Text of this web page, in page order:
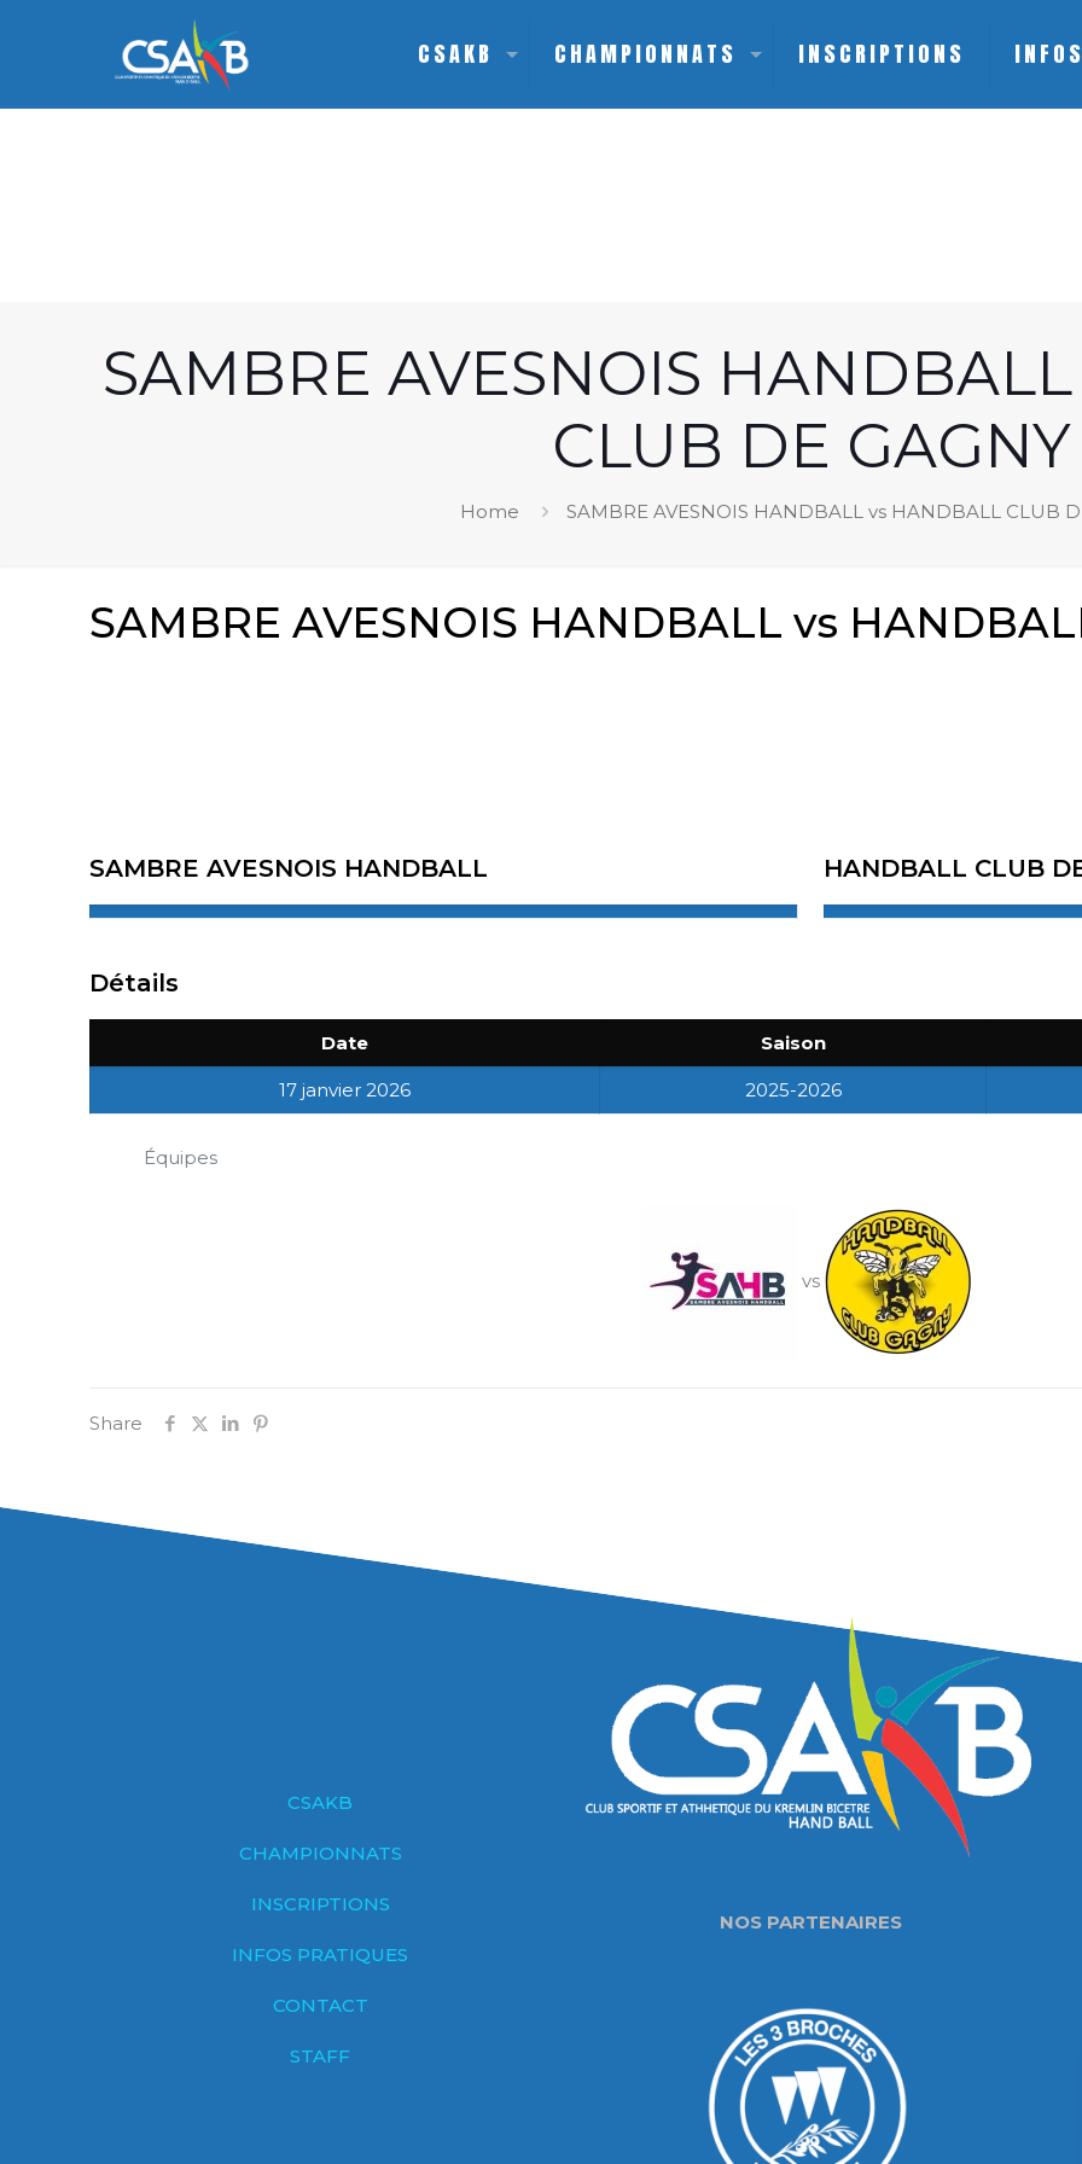
CSAKB CHAMPIONNATS INSCRIPTIONS
SAMBRE AVESNOIS
CLUB DE GAGNY
Home SAMBRE AVESNOIS HANDBALL vs HANDBALL CLUB
SAMBRE AVESNOIS HANDBALL vs
SAMBRE AVESNOIS HANDBALL HANDBALL CLUB
Détails
Date Saison
17 janvier 2026 2025-2026
Équipes
vs
Share
CSAKB
CHAMPIONNATS
INSCRIPTIONS
INFOS PRATIQUES
CONTACT
STAFF
NOS PARTENAIRES